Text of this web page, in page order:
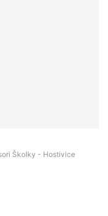
Školky - Hostivice